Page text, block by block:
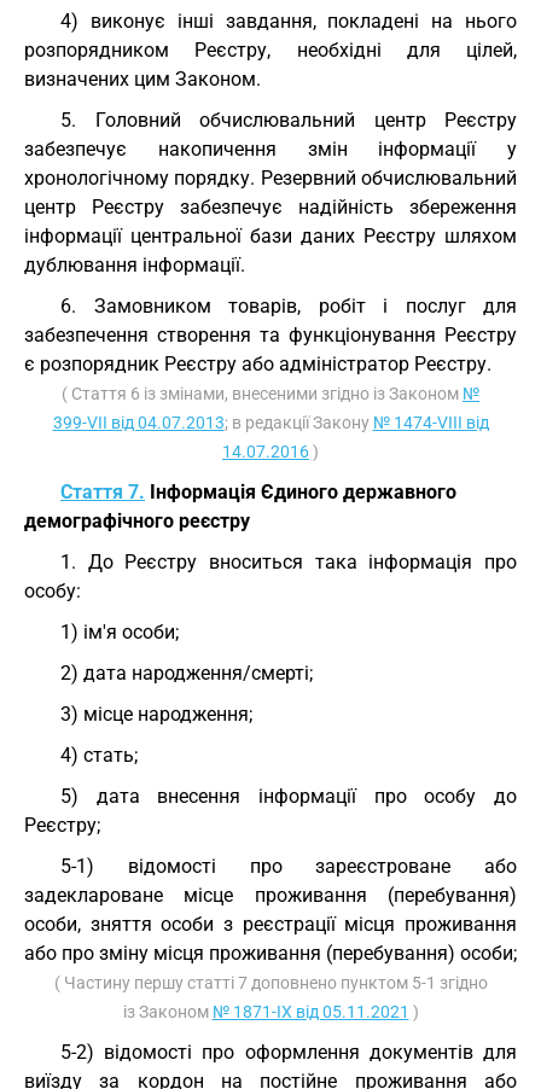
4) виконує інші завдання, покладені на нього
розпорядником Реєстру, необхідні для цілей,
визначених цим Законом.
5. Головний обчислювальний центр Реєстру
забезпечує накопичення змін інформації у
хронологічному порядку. Резервний обчислювальний
центр Реєстру забезпечує надійність збереження
інформації центральної бази даних Реєстру шляхом
дублювання інформації.
6. Замовником товарів, робіт і послуг для
забезпечення створення та функціонування Реєстру
є розпорядник Реєстру або адміністратор Реєстру.
( Стаття 6 із змінами, внесеними згідно із Законом №
399-VII від 04.07.2013; в редакції Закону № 1474-VIII від
14.07.2016)
Стаття 7. Інформація Єдиного державного
демографічного реєстру
1. До Реєстру вноситься така інформація про
особу:
1) ім'я особи;
2) дата народження/смерті;
3) місце народження;
4) стать;
5) дата внесення інформації про особу до
Реєстру;
5-1) відомості про зареєстроване або
задеклароване місце проживання (перебування)
особи, зняття особи з реєстрації місця проживання
або про зміну місця проживання (перебування) особи;
( Частину першу статті 7 доповнено пунктом 5-1 згідно
із Законом № 1871-IX від 05.11.2021 )
5-2) відомості про оформлення документів для
виїзду за кордон на постійне проживання або